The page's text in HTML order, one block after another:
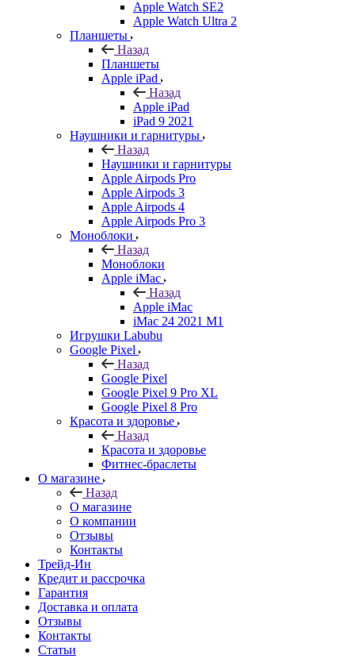
Apple Watch SE2
Apple Watch Ultra 2
Планшеты
Назад
Планшеты
Apple iPad
Назад
Apple iPad
iPad 9 2021
Наушники и гарнитуры
Назад
Наушники и гарнитуры
Apple Airpods Pro
Apple Airpods 3
Apple Airpods 4
Apple Airpods Pro 3
Моноблоки
Назад
Моноблоки
Apple iMac
Назад
Apple iMac
iMac 24 2021 M1
Игрушки Labubu
Google Pixel
Назад
Google Pixel
Google Pixel 9 Pro XL
Google Pixel 8 Pro
Красота и здоровье
Назад
Красота и здоровье
Фитнес-браслеты
О магазине
Назад
О магазине
О компании
Отзывы
Контакты
Трейд-Ин
Кредит и рассрочка
Гарантия
Доставка и оплата
Отзывы
Контакты
Статьи